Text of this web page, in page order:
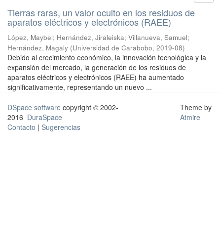
Tierras raras, un valor oculto en los residuos de
aparatos eléctricos y electrónicos (RAEE)
López, Maybel; Hernández, Jiraleiska; Villanueva, Samuel;
Hernández, Magaly (Universidad de Carabobo, 2019-08)
Debido al crecimiento económico, la innovación tecnológica y la
expansión del mercado, la generación de los residuos de
aparatos eléctricos y electrónicos (RAEE) ha aumentado
significativamente, representando un nuevo ...
DSpace software copyright © 2002-
2016 DuraSpace
Contacto | Sugerencias
Theme by
Atmire